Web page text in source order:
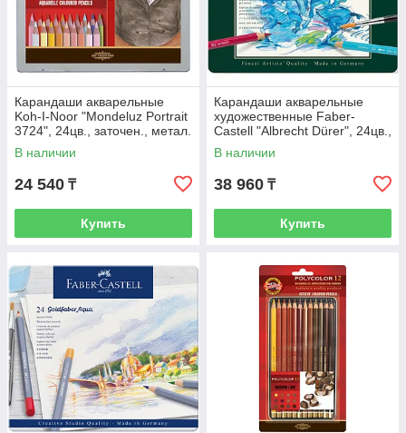
Карандаши акварельные
Koh-I-Noor "Mondeluz Portrait
3724", 24цв., заточен., метал.
Пенал
В наличии
24 540 ₸
Купить
Карандаши акварельные
художественные Faber-
Castell "Albrecht Dürer", 24цв.,
метал. коробка
В наличии
38 960 ₸
Купить